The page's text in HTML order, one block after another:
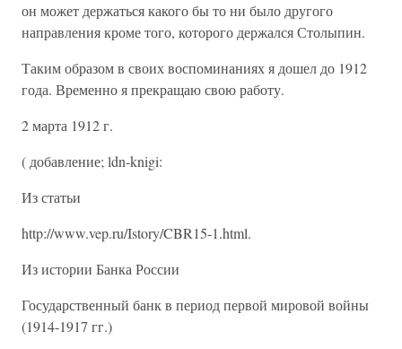
он может держаться какого бы то ни было другого
направления кроме того, которого держался Столыпин.
Таким образом в своих воспоминаниях я дошел до 1912
года. Временно я прекращаю свою работу.
2 марта 1912 г.
( добавление; ldn-knigi:
Из статьи
http://www.vep.ru/Istory/CBR15-1.html.
Из истории Банка России
Государственный банк в период первой мировой войны
(1914-1917 гг.)